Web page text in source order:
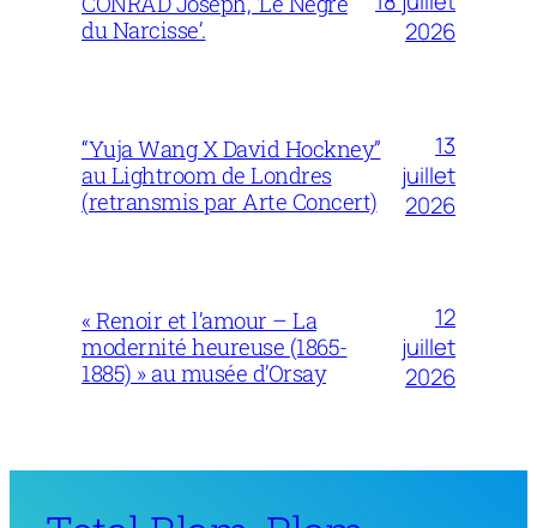
du Narcisse’.
2026
“Yuja Wang X David Hockney”
au Lightroom de Londres
(retransmis par Arte Concert)
13
juillet
2026
« Renoir et l’amour – La
modernité heureuse (1865-
1885) » au musée d’Orsay
12
juillet
2026